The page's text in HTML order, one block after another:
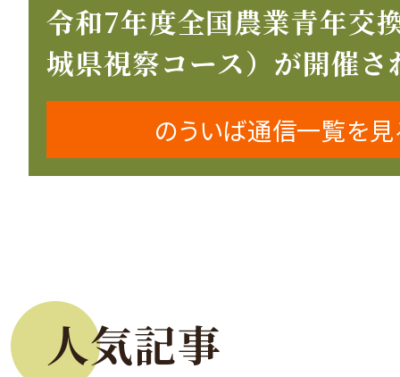
令和7年度全国農業青年交
城県視察コース）が開催さ
のういば通信一覧を
人気記事